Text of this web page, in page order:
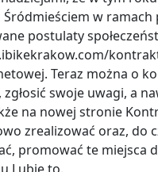
w
postulaty
Teraz można o
swoje uwagi, a
na nowej stronie
zrealizować oraz, do
promować te miejsca